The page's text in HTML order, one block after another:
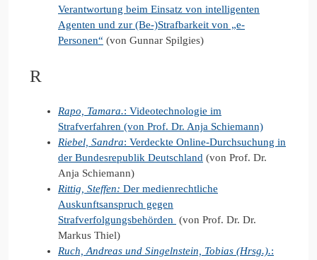
Verantwortung beim Einsatz von intelligenten
Agenten und zur (Be-)Strafbarkeit von „e-
Personen“ (von Gunnar Spilgies)
R
Rapo, Tamara.: Videotechnologie im
Strafverfahren (von Prof. Dr. Anja Schiemann)
Riebel, Sandra: Verdeckte Online-Durchsuchung in
der Bundesrepublik Deutschland (von Prof. Dr.
Anja Schiemann)
Rittig, Steffen: Der medienrechtliche
Auskunftsanspruch gegen
Strafverfolgungsbehörden (von Prof. Dr. Dr.
Markus Thiel)
Ruch, Andreas und Singelnstein, Tobias (Hrsg.).: